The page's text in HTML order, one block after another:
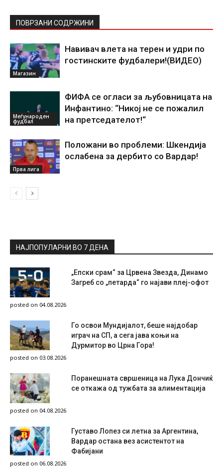
ПОВРЗАНИ СОДРЖИНИ
Магазин
Навивач влета на терен и удри по
гостинските фудбалери!(ВИДЕО)
Меѓународен
фудбал
ФИФА се огласи за љубовницата на
Инфантино: “Никој не се пожалил
на претседателот!“
Прва лига
Положани во проблеми: Шкендија
ослабена за дербито со Вардар!
НАЈПОПУЛАРНИ ВО 7 ДЕНА
„Епски срам“ за Црвена Звезда, Динамо
Загреб со „петарда“ го најави плеј-офот
posted on 04.08.2026
Го освои Мундијалот, беше најдобар
играч на СП, а сега јава коњи на
Дурмитор во Црна Гора!
posted on 03.08.2026
Поранешната свршеница на Лука Дончиќ
се откажа од тужбата за алиментација
posted on 04.08.2026
Густаво Лопез си летна за Аргентина,
Вардар остана вез асистентот на
Фабијани
posted on 06.08.2026